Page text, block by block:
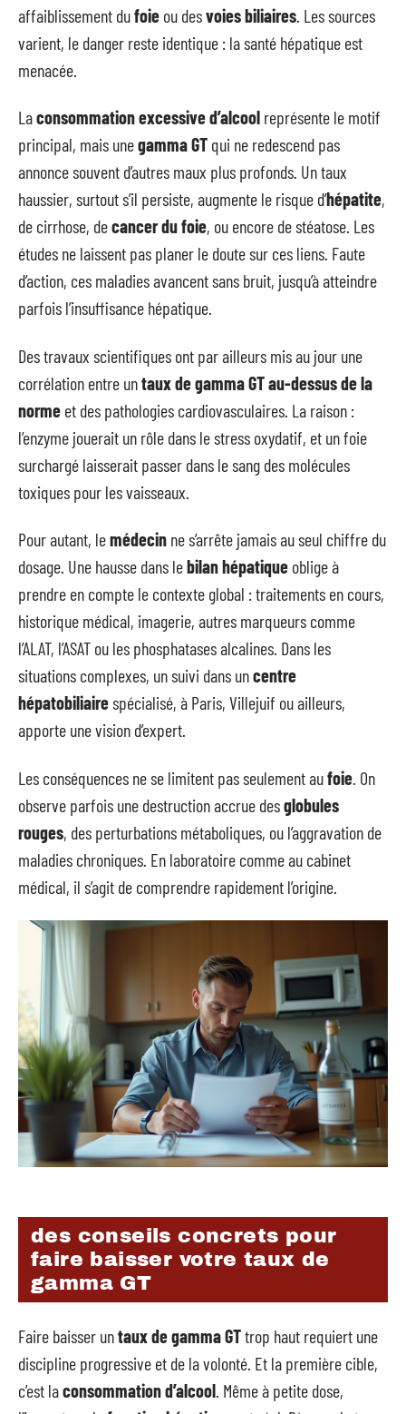
affaiblissement dufoie ou desvoies biliaires . Les sources
varient, le danger reste identique : la santé hépatique est
menacée.
Laconsommation excessive d’alcool représente le motif
principal, mais unegamma GT qui ne redescend pas
annonce souvent d’autres maux plus profonds. Un taux
haussier, surtout s’il persiste, augmente le risque d’hépatite,
de cirrhose, decancer du foie, ou encore de stéatose. Les
études ne laissent pas planer le doute sur ces liens. Faute
d’action, ces maladies avancent sans bruit, jusqu’à atteindre
parfois l’insuffisance hépatique.
Des travaux scientifiques ont par ailleurs mis au jour une
corrélation entre untaux de gamma GT au-dessus de la
norme et des pathologies cardiovasculaires. La raison :
l’enzyme jouerait un rôle dans le stress oxydatif, et un foie
surchargé laisserait passer dans le sang des molécules
toxiques pour les vaisseaux.
Pour autant, lemédecin ne s’arrête jamais au seul chiffre du
dosage. Une hausse dans lebilan hépatique oblige à
prendre en compte le contexte global : traitements en cours,
historique médical, imagerie, autres marqueurs comme
l’ALAT, l’ASAT ou les phosphatases alcalines. Dans les
situations complexes, un suivi dans uncentre
hépatobiliairespécialisé, à Paris, Villejuif ou ailleurs,
apporte une vision d’expert.
Les conséquences ne se limitent pas seulement aufoie . On
observe parfois une destruction accrue desglobules
rouges, des perturbations métaboliques, ou l’aggravation de
maladies chroniques. En laboratoire comme au cabinet
médical, il s’agit de comprendre rapidement l’origine.
des conseils concrets pour
faire baisser votre taux de
gamma GT
Faire baisser untaux de gamma GTtrop haut requiert une
discipline progressive et de la volonté. Et la première cible,
c’est laconsommation d’alcool. Même à petite dose,